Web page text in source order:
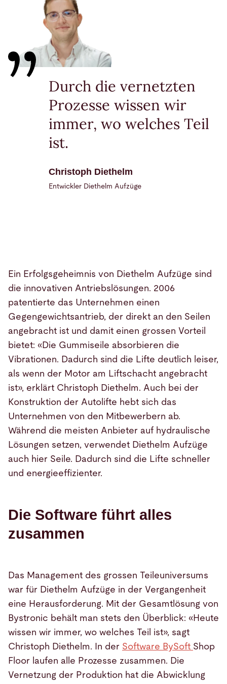
Durch die vernetzten
Prozesse wissen wir
immer, wo welches Teil
ist.
Christoph Diethelm
Entwickler Diethelm Aufzüge
Ein Erfolgsgeheimnis von Diethelm Aufzüge sind
die innovativen Antriebslösungen. 2006
patentierte das Unternehmen einen
Gegengewichtsantrieb, der direkt an den Seilen
angebracht ist und damit einen grossen Vorteil
bietet: «Die Gummiseile absorbieren die
Vibrationen. Dadurch sind die Lifte deutlich leiser,
als wenn der Motor am Liftschacht angebracht
ist», erklärt Christoph Diethelm. Auch bei der
Konstruktion der Autolifte hebt sich das
Unternehmen von den Mitbewerbern ab.
Während die meisten Anbieter auf hydraulische
Lösungen setzen, verwendet Diethelm Aufzüge
auch hier Seile. Dadurch sind die Lifte schneller
und energieeffizienter.
Die Software führt alles
zusammen
Das Management des grossen Teileuniversums
war für Diethelm Aufzüge in der Vergangenheit
eine Herausforderung. Mit der Gesamtlösung von
Bystronic behält man stets den Überblick: «Heute
wissen wir immer, wo welches Teil ist», sagt
Christoph Diethelm. In der Software BySoft Shop
Floor laufen alle Prozesse zusammen. Die
Vernetzung der Produktion hat die Abwicklung